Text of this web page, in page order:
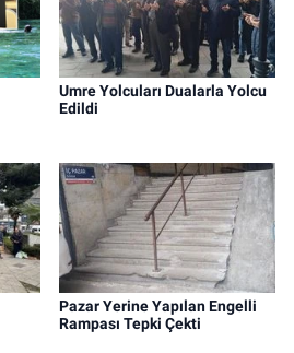
Umre Yolcuları Dualarla Yolcu
Edildi
Pazar Yerine Yapılan Engelli
Rampası Tepki Çekti